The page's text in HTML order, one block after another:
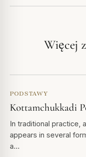
Więcej
PODSTAWY
Kottamchukkadi
In traditional practice,
appears in several
a…